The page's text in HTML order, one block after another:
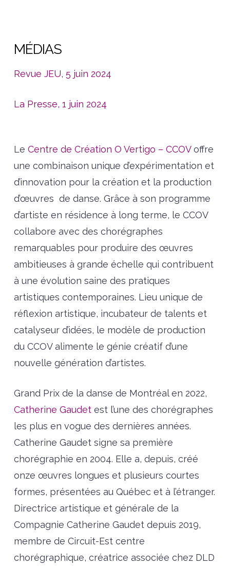
MÉDIAS
Revue JEU, 5 juin 2024
La Presse, 1 juin 2024
Le Centre de Création O Vertigo – CCOVoffre
une combinaison unique d’expérimentation et
d’innovation pour la création et la production
d’œuvres de danse. Grâce à son programme
d’artiste en résidence à long terme, le CCOV
collabore avec des chorégraphes
remarquables pour produire des œuvres
ambitieuses à grande échelle qui contribuent
à une évolution saine des pratiques
artistiques contemporaines. Lieu unique de
réflexion artistique, incubateur de talents et
catalyseur d’idées, le modèle de production
du CCOV alimente le génie créatif d’une
nouvelle génération d’artistes.
Grand Prix de la danse de Montréal en 2022,
Catherine Gaudetest l’une des chorégraphes
les plus en vogue des dernières années.
Catherine Gaudet signe sa première
chorégraphie en 2004. Elle a, depuis, créé
onze œuvres longues et plusieurs courtes
formes, présentées au Québec et à l’étranger.
Directrice artistique et générale de la
Compagnie Catherine Gaudet depuis 2019,
membre de Circuit-Est centre
chorégraphique, créatrice associée chez DLD